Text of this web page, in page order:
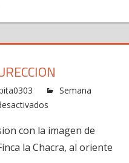
Semana
en
de
Resureccion
con la imagen de
la Chacra, al oriente